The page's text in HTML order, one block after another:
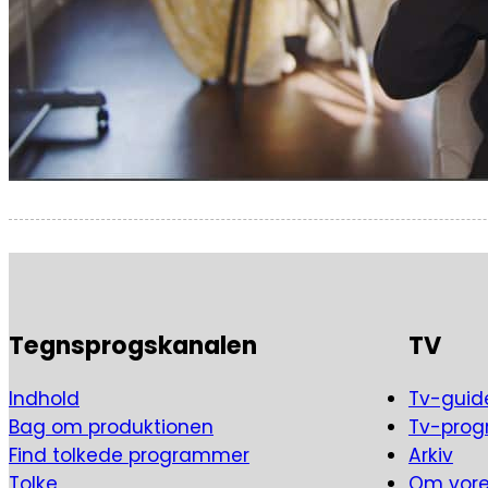
Tegnsprogskanalen
Indhold
Bag om produktionen
Find tolkede programmer
TV
Tv-
Tv-
Arkiv